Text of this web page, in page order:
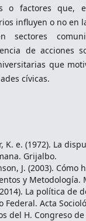
o factores que,
influyen o no en
sectores
de acciones
que
cívicas.
K. e. (1972). La
Grijalbo.
J. (2003). Cómo
y Metodología.
La política de
Acta
del H. Congreso